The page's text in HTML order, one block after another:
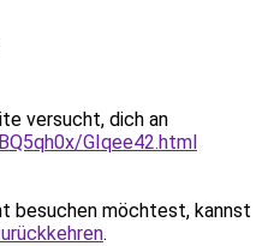
versucht, dich an
GIqee42.html
besuchen möchtest, kannst
.